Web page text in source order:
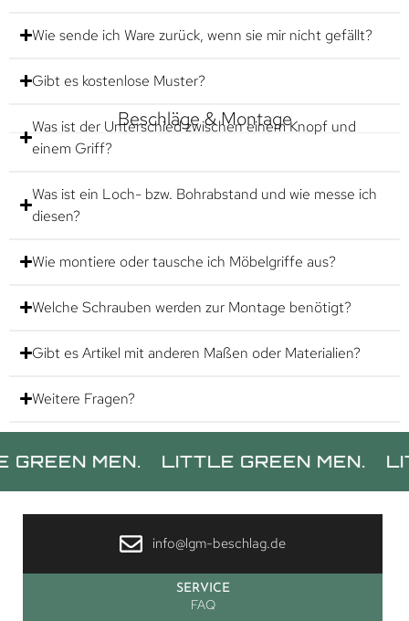
Wie sende ich Ware zurück, wenn sie mir nicht gefällt?
Gibt es kostenlose Muster?
Beschläge & Montage
Was ist der Unterschied zwischen einem Knopf und
einem Griff?
Was ist ein Loch- bzw. Bohrabstand und wie messe ich
diesen?
Wie montiere oder tausche ich Möbelgriffe aus?
Welche Schrauben werden zur Montage benötigt?
Gibt es Artikel mit anderen Maßen oder Materialien?
Weitere Fragen?
MEN. LITTLE GREEN MEN. LITTLE
info@lgm-beschlag.de
SERVICE
FAQ